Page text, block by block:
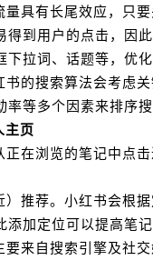
量具有长尾效应，只
得到用户的点击，因此
下拉词、话题等，优化
书的搜索算法会考虑
等多个因素来排序搜
主页
正在浏览的笔记中点击
）推荐。小红书会根
添加定位可以提高笔记
要来自搜索引擎及社